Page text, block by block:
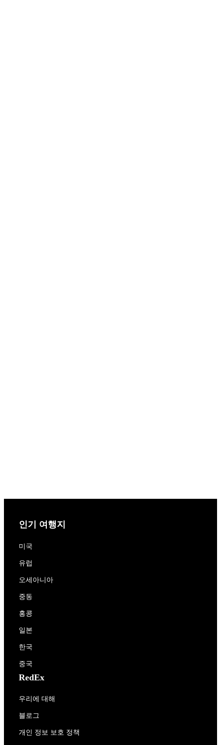
인기 여행지
미국
유럽
오세아니아
중동
홍콩
일본
한국
중국
RedEx
우리에 대해
블로그
개인 정보 보호 정책